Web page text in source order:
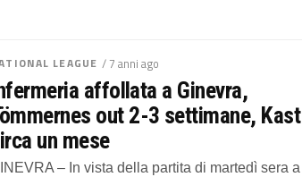
LEAGUE / 7 anni ago
affollata a Ginevra,
out 2-3 settimane, Kast
un mese
– In vista della partita di martedì sera a